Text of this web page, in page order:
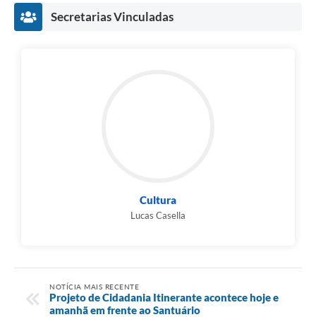
Secretarias Vinculadas
Cultura
Lucas Casella
NOTÍCIA MAIS RECENTE
Projeto de Cidadania Itinerante acontece hoje e
amanhã em frente ao Santuário